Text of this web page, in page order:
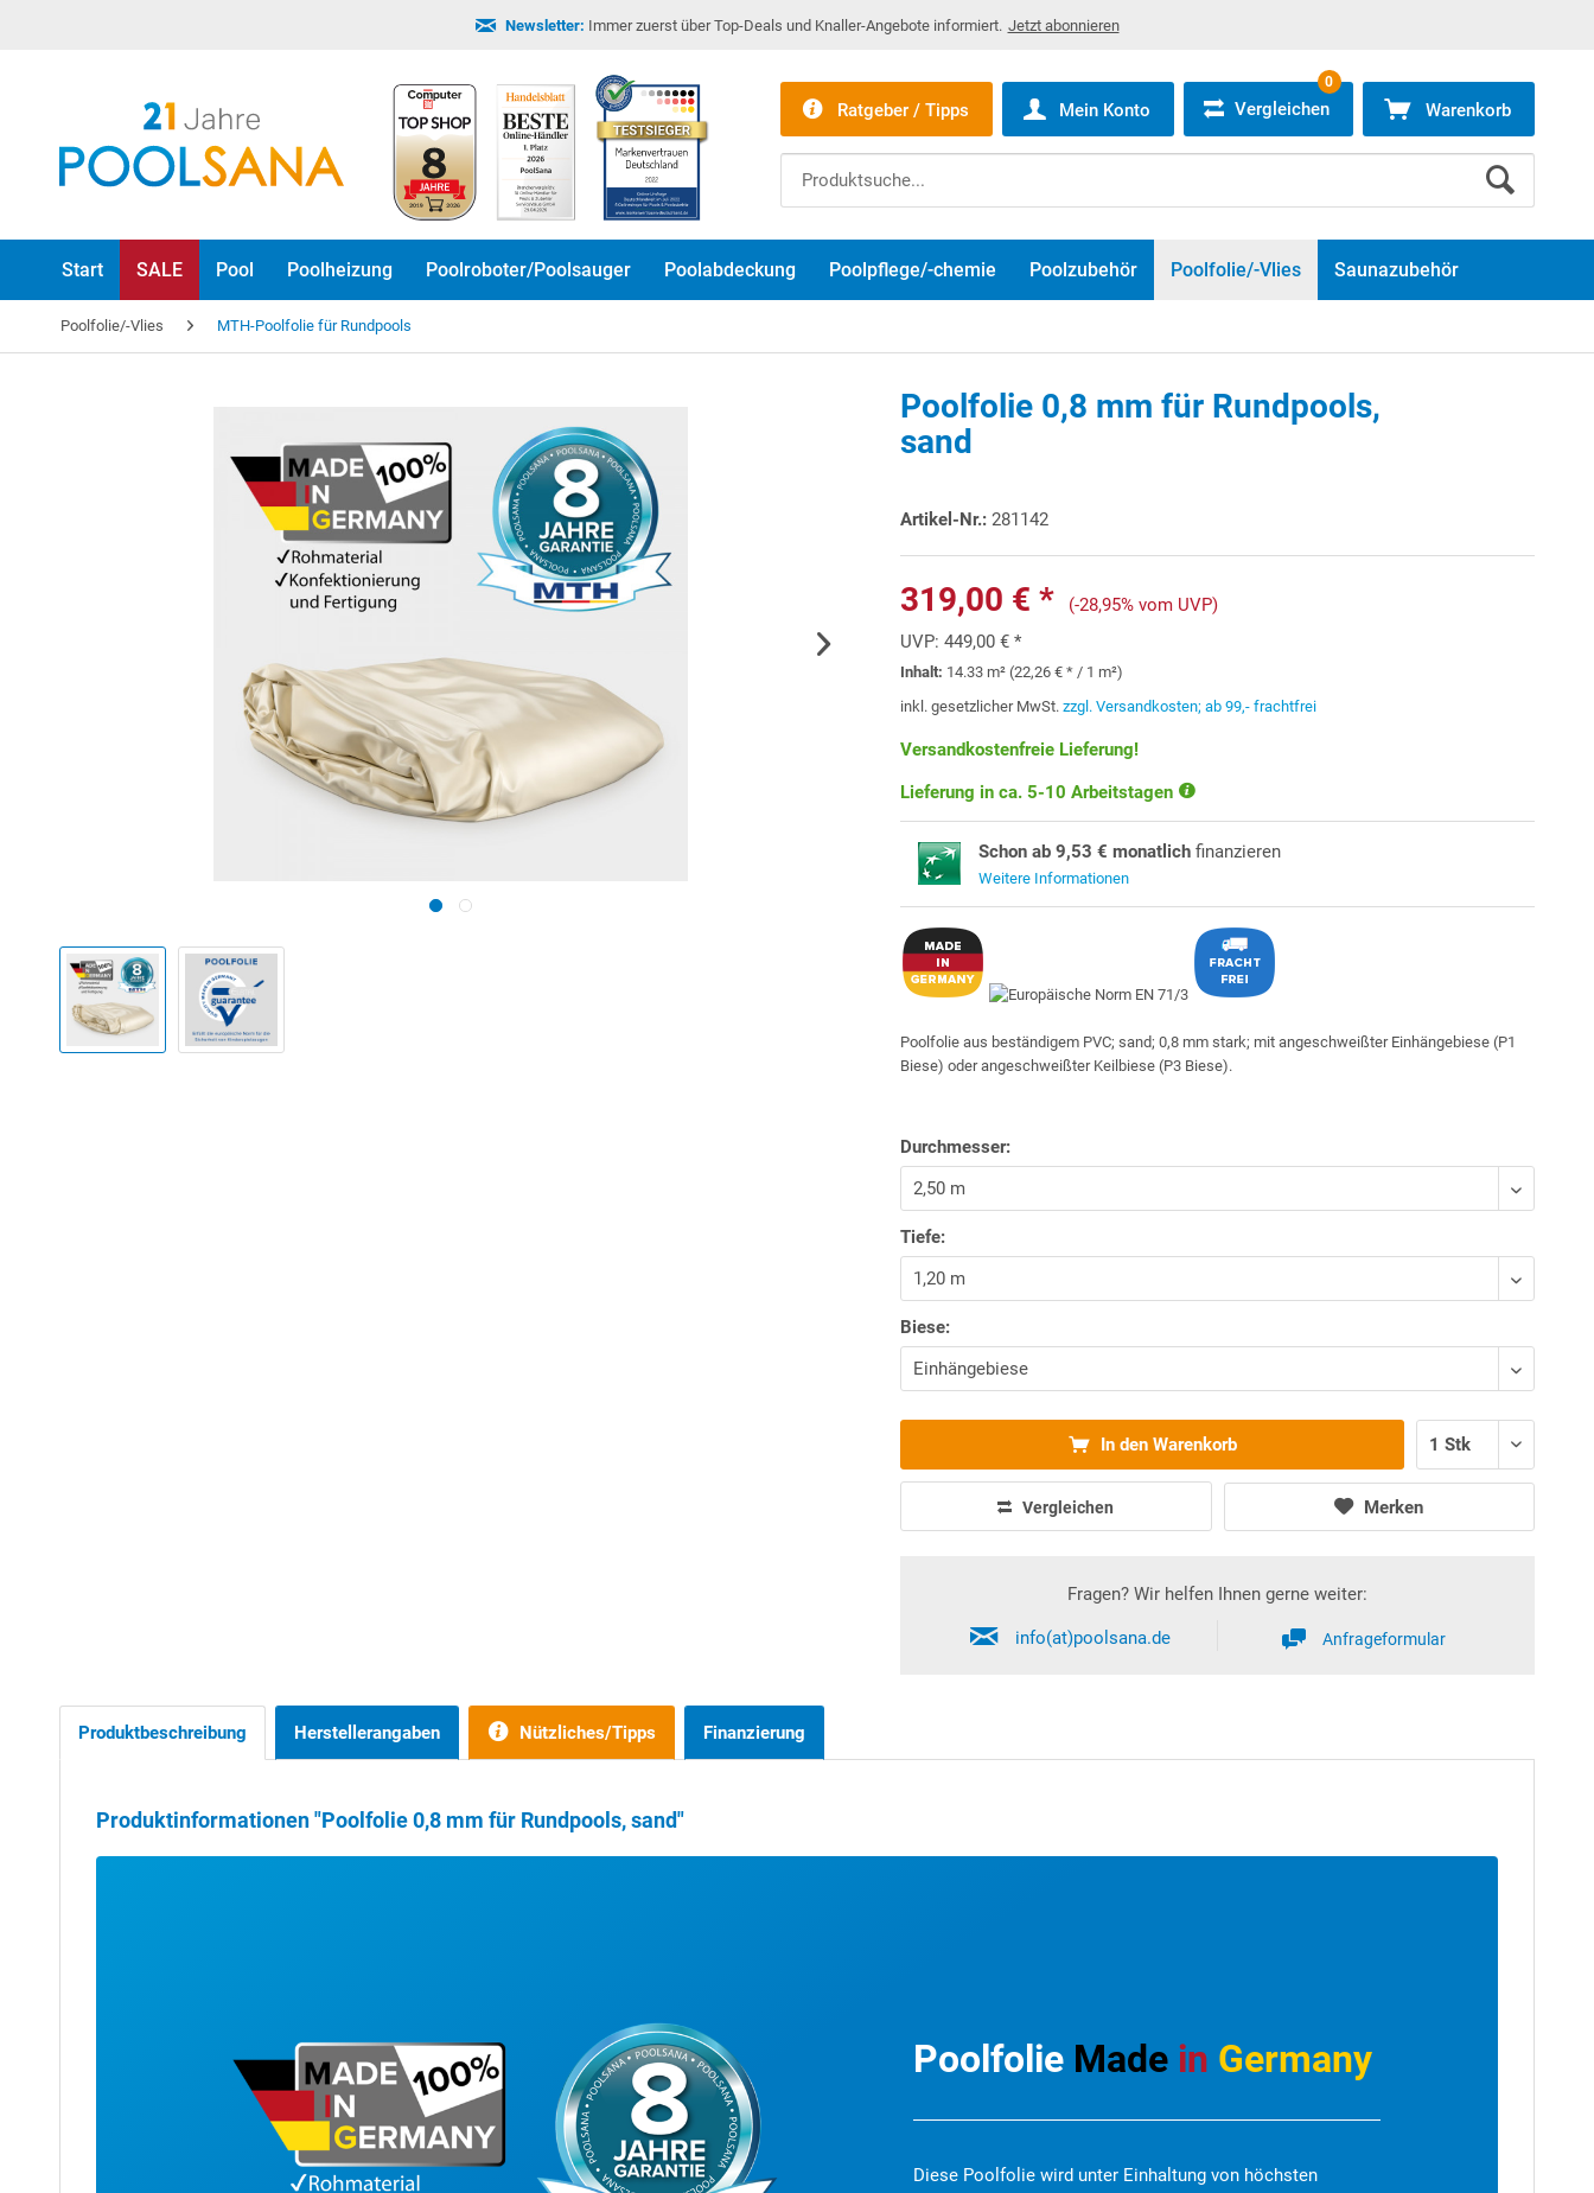
Newsletter: Immer zuerst über Top-Deals und Knaller-Angebote informiert. Jetzt abonnieren
Ratgeber / Tipps Mein Konto Vergleichen
0
Warenkorb
Start SALE Pool Poolheizung Poolroboter/Poolsauger Poolabdeckung Poolpflege/-chemie Poolzubehör Poolfolie/-Vlies Saunazubehör
Poolfolie/-Vlies MTH-Poolfolie für Rundpools
Poolfolie 0,8 mm für Rundpools,
sand
Artikel-Nr.: 281142
319,00 € *
(-28,95% vom UVP)
UVP:449,00 € *
Inhalt: 14.33 m² (22,26 € * / 1 m²)
inkl. gesetzlicher MwSt.zzgl. Versandkosten; ab 99,- frachtfrei
Versandkostenfreie Lieferung!
Lieferung in ca. 5-10 Arbeitstagen
Schon ab 9,53 € monatlich finanzieren
Weitere Informationen
Poolfolie aus beständigem PVC; sand; 0,8 mm stark; mit angeschweißter Einhängebiese (P1
Biese) oder angeschweißter Keilbiese (P3 Biese).
Durchmesser:
Tiefe:
Biese:
In den Warenkorb
Vergleichen Merken
Fragen? Wir helfen Ihnen gerne weiter:
info(at)poolsana.de Anfrageformular
Produktbeschreibung Finanzierung
Herstellerangaben Nützliches/Tipps
Produktinformationen "Poolfolie 0,8 mm für Rundpools, sand"
Poolfolie Made in Germany
Diese Poolfolie wird unter Einhaltung von höchsten